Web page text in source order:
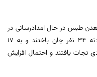
معدن طبس در حال امدادرسانی در
محل حادثه هستند که تاکنون در این حادثه ۳۴ نفر جان باختند و به ۱۷
یافتند و احتمال افزایش